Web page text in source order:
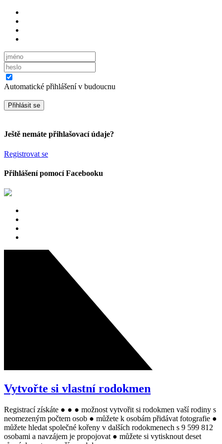
Automatické přihlášení v budoucnu
Ještě nemáte přihlašovací údaje?
Registrovat se
Přihlášení pomocí Facebooku
Vytvořte si vlastní rodokmen
Registrací získáte ● ● ● možnost vytvořit si rodokmen vaší rodiny s
neomezeným počtem osob ● můžete k osobám přidávat fotografie ●
můžete hledat společné kořeny v dalších rodokmenech s 9 599 812
osobami a navzájem je propojovat ● můžete si vytisknout deset